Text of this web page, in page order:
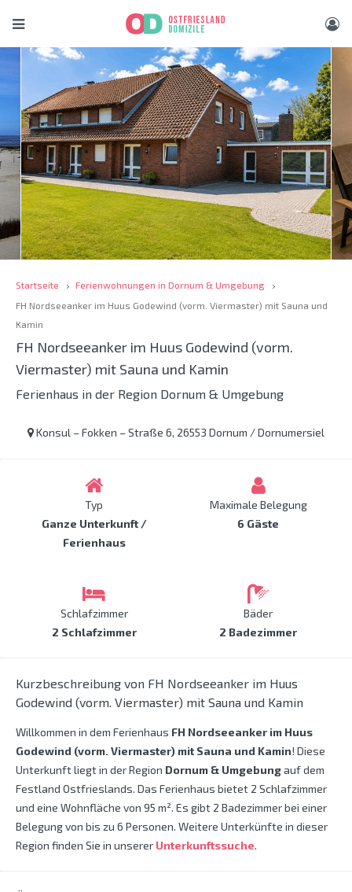
Startseite
Ferienwohnungen in Dornum & Umgebung
FH Nordseeanker im Huus Godewind (vorm. Viermaster) mit Sauna und
Kamin
FH Nordseeanker im Huus Godewind (vorm.
Viermaster) mit Sauna und Kamin
Ferienhaus in der Region Dornum & Umgebung
Konsul – Fokken – Straße 6, 26553 Dornum / Dornumersiel
Typ
Ganze Unterkunft /
Ferienhaus
Maximale Belegung
6 Gäste
Schlafzimmer
2 Schlafzimmer
Bäder
2 Badezimmer
Kurzbeschreibung von FH Nordseeanker im Huus
Godewind (vorm. Viermaster) mit Sauna und Kamin
Willkommen in dem Ferienhaus FH Nordseeanker im Huus
Godewind (vorm. Viermaster) mit Sauna und Kamin! Diese
Unterkunft liegt in der Region Dornum & Umgebungauf dem
Festland Ostfrieslands. Das Ferienhaus bietet 2 Schlafzimmer
und eine Wohnfläche von 95 m². Es gibt 2 Badezimmer bei einer
Belegung von bis zu 6 Personen. Weitere Unterkünfte in dieser
Region finden Sie in unserer Unterkunftssuche.